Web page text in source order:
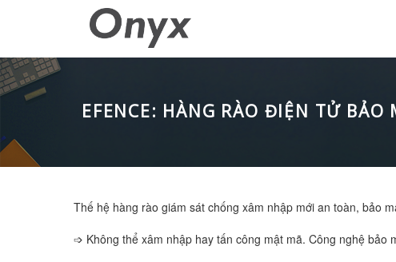
EFENCE: HÀNG RÀO ĐIỆN TỬ BẢO
Thế hệ hàng rào giám sát chống xâm nhập mới an toàn, bảo
➩ Không thể xâm nhập hay tấn công mật mã. Công nghệ